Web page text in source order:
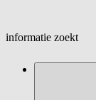
informatie zoekt